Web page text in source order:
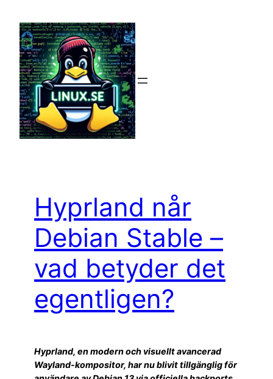
innehåll
Hyprland når
Debian Stable –
vad betyder det
egentligen?
Hyprland, en modern och visuellt avancerad
Wayland-kompositor, har nu blivit tillgänglig för